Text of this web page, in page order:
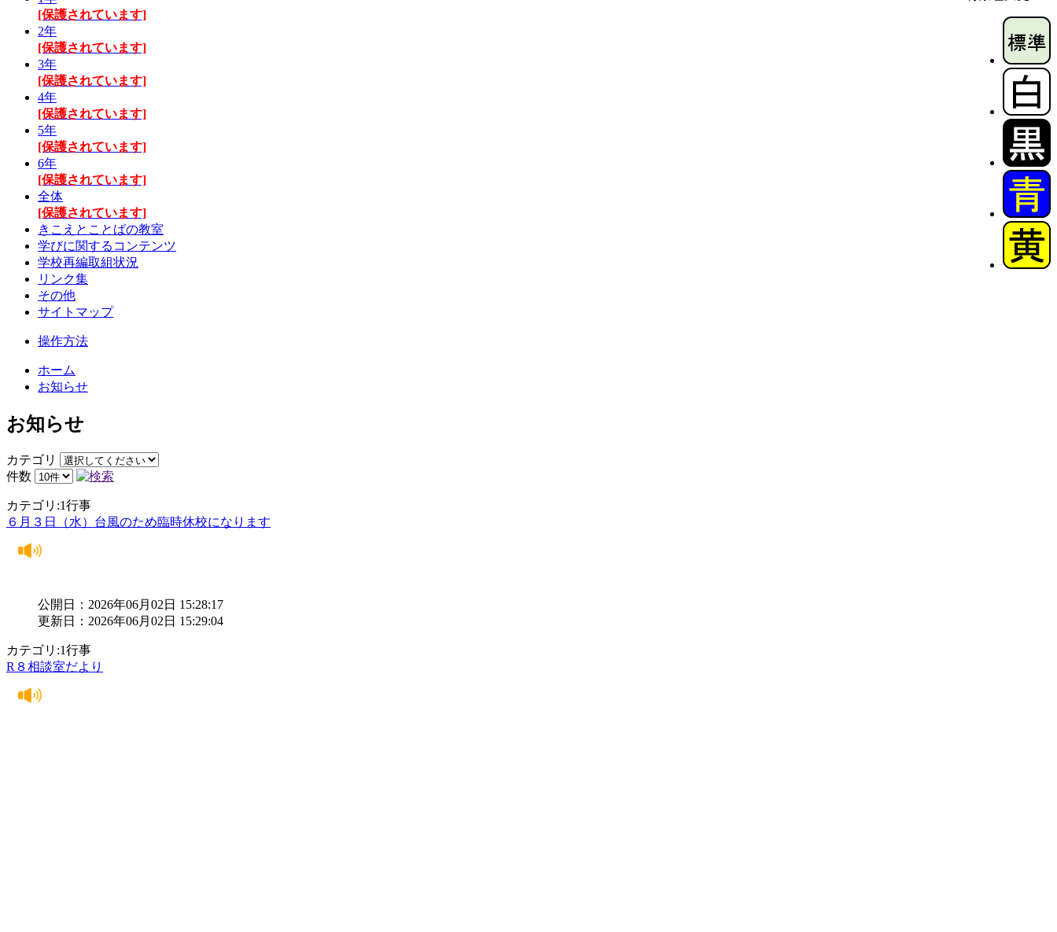
[保護されています]
2年
[保護されています]
3年
[保護されています]
4年
[保護されています]
5年
[保護されています]
6年
[保護されています]
全体
[保護されています]
きこえとことばの教室
学びに関するコンテンツ
学校再編取組状況
リンク集
その他
サイトマップ
操作方法
ホーム
お知らせ
お知らせ
カテゴリ
件数
カテゴリ:1行事
６月３日（水）台風のため臨時休校になります
公開日：2026年06月02日 15:28:17
更新日：2026年06月02日 15:29:04
カテゴリ:1行事
R８相談室だより